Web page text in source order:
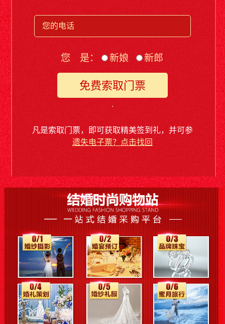
您 是： 新娘 新郎
.
凡是索取门票，即可获取精美签到礼，并可参
与现场抽大奖。
遗失电子票？点击找回